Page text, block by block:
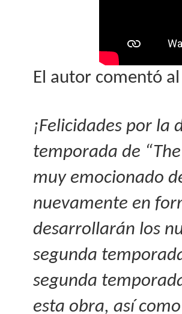
El autor comentó
¡Felicidades por la
temporada de
muy emocionado
nuevamente en
desarrollarán los
segunda
segunda
esta obra, así